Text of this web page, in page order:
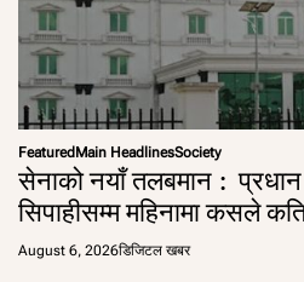
FeaturedMain HeadlinesSociety
सेनाको नयाँ तलबमान :
सिपाहीसम्म महिनामा कसले
August 6, 2026डिजिटल खबर